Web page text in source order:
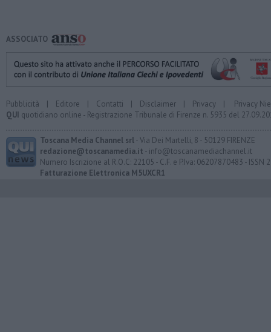
ASSOCIATO
Pubblicità | Editore | Contatti | Disclaimer | Privacy | Privacy
QUI quotidiano online - Registrazione Tribunale di Firenze n. 5935 del
Toscana Media Channel srl- Via Dei Martelli, 8 - 50129 FIRENZE
redazione@toscanamedia.it - info@toscanamediachannel.it
Numero Iscrizione al R.O.C: 22105 - C.F. e P.Iva: 06207870483 - ISSN
Fatturazione Elettronica M5UXCR1